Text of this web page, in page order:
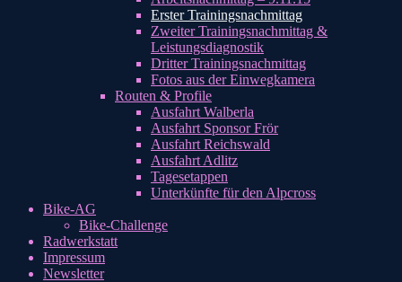
Erster Trainingsnachmittag
Zweiter Trainingsnachmittag &
Leistungsdiagnostik
Dritter Trainingsnachmittag
Fotos aus der Einwegkamera
Routen & Profile
Ausfahrt Walberla
Ausfahrt Sponsor Frör
Ausfahrt Reichswald
Ausfahrt Adlitz
Tagesetappen
Unterkünfte für den Alpcross
Bike-AG
Bike-Challenge
Radwerkstatt
Impressum
Newsletter